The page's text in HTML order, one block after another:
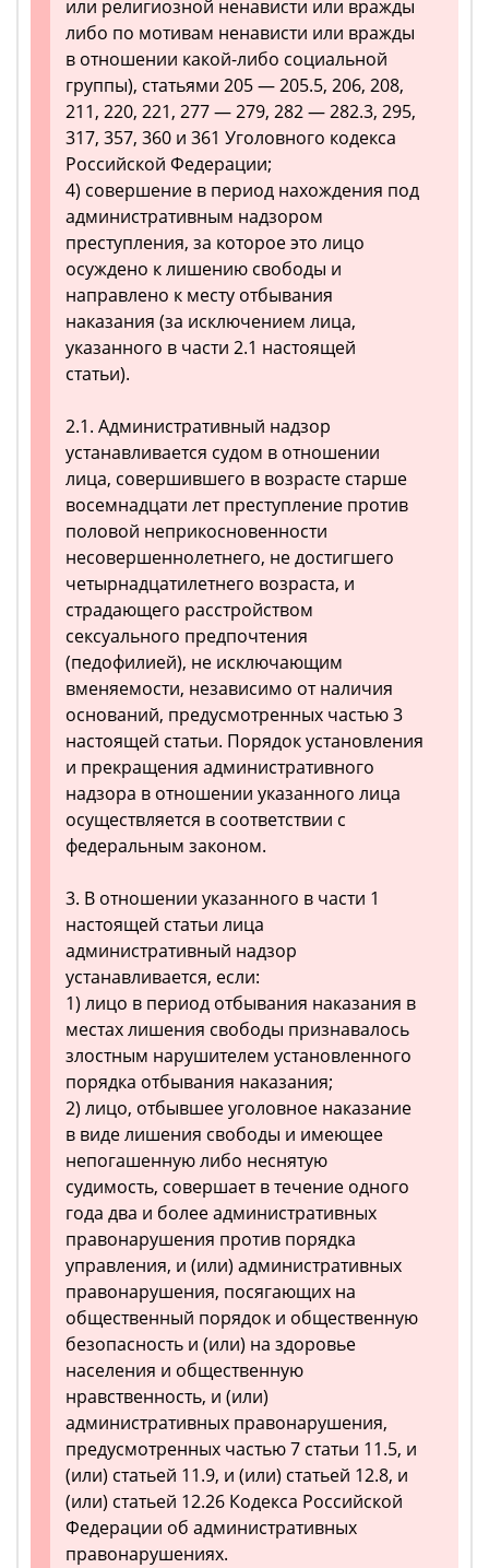
или религиозной ненависти или вражды
либо по мотивам ненависти или вражды
в отношении какой-либо социальной
группы), статьями 205 — 205.5, 206, 208,
211, 220, 221, 277 — 279, 282 — 282.3, 295,
317, 357, 360 и 361 Уголовного кодекса
Российской Федерации;
4) совершение в период нахождения под
административным надзором
преступления, за которое это лицо
осуждено к лишению свободы и
направлено к месту отбывания
наказания (за исключением лица,
указанного в части 2.1 настоящей
статьи).
2.1. Административный надзор
устанавливается судом в отношении
лица, совершившего в возрасте старше
восемнадцати лет преступление против
половой неприкосновенности
несовершеннолетнего, не достигшего
четырнадцатилетнего возраста, и
страдающего расстройством
сексуального предпочтения
(педофилией), не исключающим
вменяемости, независимо от наличия
оснований, предусмотренных частью 3
настоящей статьи. Порядок установления
и прекращения административного
надзора в отношении указанного лица
осуществляется в соответствии с
федеральным законом.
3. В отношении указанного в части 1
настоящей статьи лица
административный надзор
устанавливается, если:
1) лицо в период отбывания наказания в
местах лишения свободы признавалось
злостным нарушителем установленного
порядка отбывания наказания;
2) лицо, отбывшее уголовное наказание
в виде лишения свободы и имеющее
непогашенную либо неснятую
судимость, совершает в течение одного
года два и более административных
правонарушения против порядка
управления, и (или) административных
правонарушения, посягающих на
общественный порядок и общественную
безопасность и (или) на здоровье
населения и общественную
нравственность, и (или)
административных правонарушения,
предусмотренных частью 7 статьи 11.5, и
(или) статьей 11.9, и (или) статьей 12.8, и
(или) статьей 12.26 Кодекса Российской
Федерации об административных
правонарушениях.